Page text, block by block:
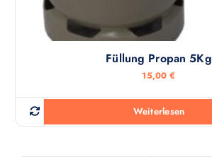
Füllung Propan 5Kg
15,00€
Weiterlesen